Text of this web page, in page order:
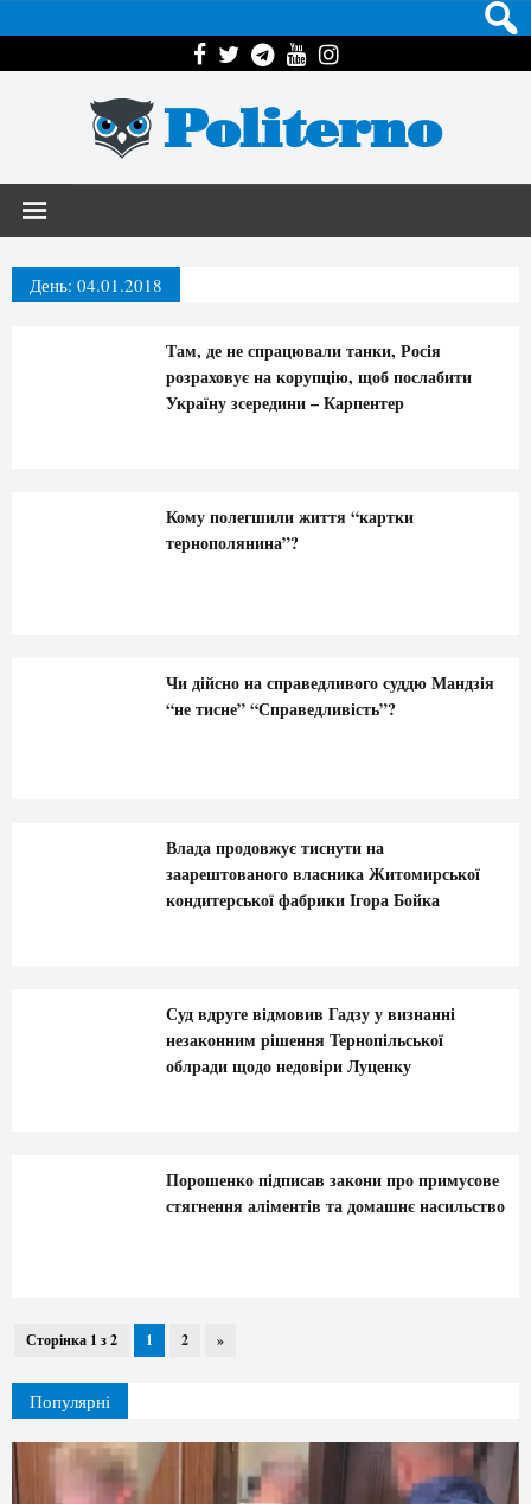
Politerno
День: 04.01.2018
Там, де не спрацювали танки, Росія
розраховує на корупцію, щоб послабити
Україну зсередини – Карпентер
Кому полегшили життя “картки
тернополянина”?
Чи дійсно на справедливого суддю Мандзія
“не тисне” “Справедливість”?
Влада продовжує тиснути на
заарештованого власника Житомирської
кондитерської фабрики Ігора Бойка
Суд вдруге відмовив Гадзу у визнанні
незаконним рішення Тернопільської
облради щодо недовіри Луценку
Порошенко підписав закони про примусове
стягнення аліментів та домашнє насильство
Сторінка 1 з 2 1 2 »
Популярні